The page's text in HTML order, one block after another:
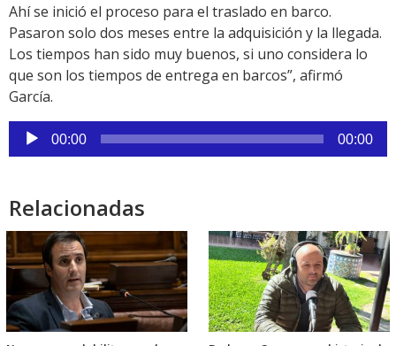
Ahí se inició el proceso para el traslado en barco.
Pasaron solo dos meses entre la adquisición y la llegada.
Los tiempos han sido muy buenos, si uno considera lo
que son los tiempos de entrega en barcos”, afirmó
García.
Reproductor
de
00:00 00:00
Relacionadas